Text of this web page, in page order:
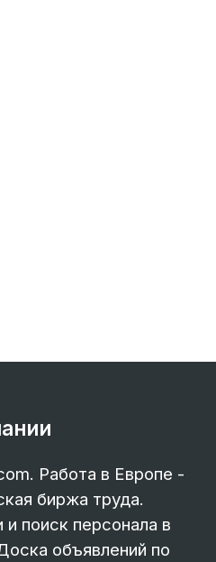
Работа в Европе -
биржа труда.
и поиск персонала в
объявлений по